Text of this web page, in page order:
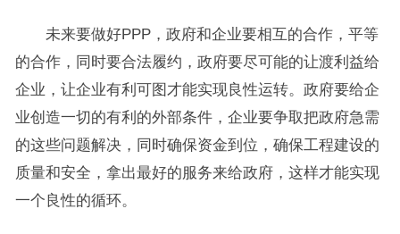
未来要做好PPP，政府和企业要相互的合作，平等
的合作，同时要合法履约，政府要尽可能的让渡利益给
企业，让企业有利可图才能实现良性运转。政府要给企
业创造一切的有利的外部条件，企业要争取把政府急需
的这些问题解决，同时确保资金到位，确保工程建设的
质量和安全，拿出最好的服务来给政府，这样才能实现
一个良性的循环。